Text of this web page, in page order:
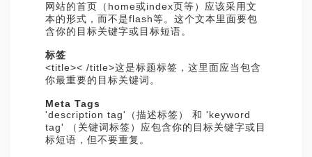
网站的首页（home或index页等）应该采用文
本的形式，而不是flash等。这个文本里面要包
含你的目标关键字或目标短语。
标签
<title>< /title>这是标题标签，这里面应当包含
你最重要的目标关键词。
Meta Tags
'description tag'（描述标签） 和 'keyword
tag' （关键词标签）应包含你的目标关键字或目
标短语，但不要重复。